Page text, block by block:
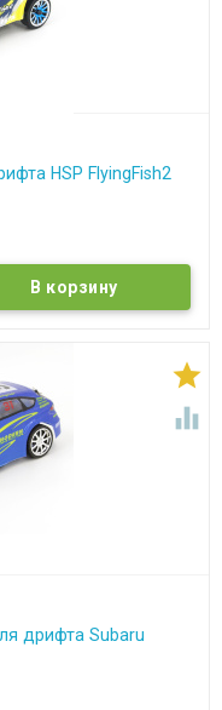
HSP FlyingFish2


дрифта Subaru